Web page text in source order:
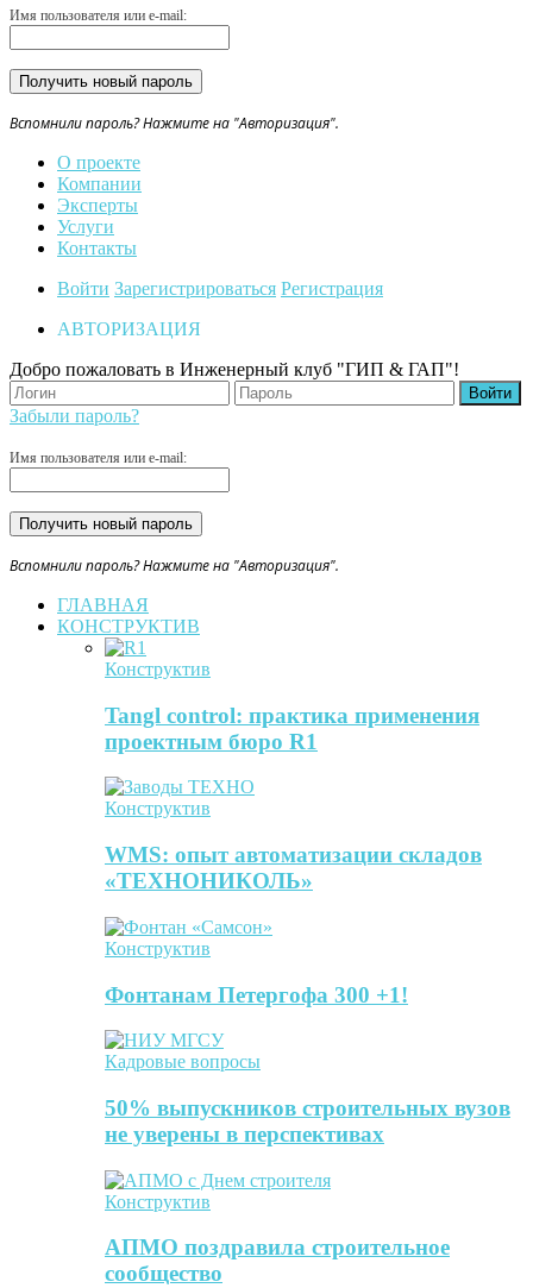
Имя пользователя или e-mail:
Вспомнили пароль? Нажмите на "Авторизация".
О проекте
Компании
Эксперты
Услуги
Контакты
Войти Зарегистрироваться Регистрация
АВТОРИЗАЦИЯ
Добро пожаловать в Инженерный клуб "ГИП & ГАП"!
Забыли пароль?
Имя пользователя или e-mail:
Вспомнили пароль? Нажмите на "Авторизация".
ГЛАВНАЯ
КОНСТРУКТИВ
Конструктив
Tangl control: практика применения
проектным бюро R1
Конструктив
WMS: опыт автоматизации складов
«ТЕХНОНИКОЛЬ»
Конструктив
Фонтанам Петергофа 300 +1!
Кадровые вопросы
50% выпускников строительных вузов
не уверены в перспективах
Конструктив
АПМО поздравила строительное
сообщество